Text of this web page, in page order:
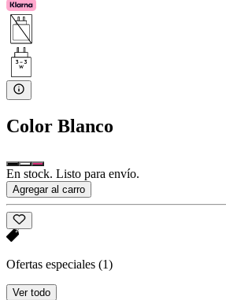
Color Blanco
En stock. Listo para envío.
Agregar al carro
Ofertas especiales (1)
Ver todo